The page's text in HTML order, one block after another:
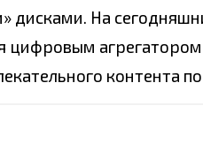
дисками. На
цифровым
контента